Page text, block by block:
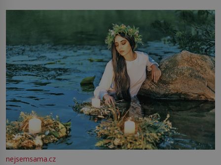
milostpaní. Stačí jenom na sukni,“ zhodnotí švadlena
množství růžového mušelínu. „Ošidili vás, podívejte.“
Vezme do ruky dřevěnou
nejsemsama.cz